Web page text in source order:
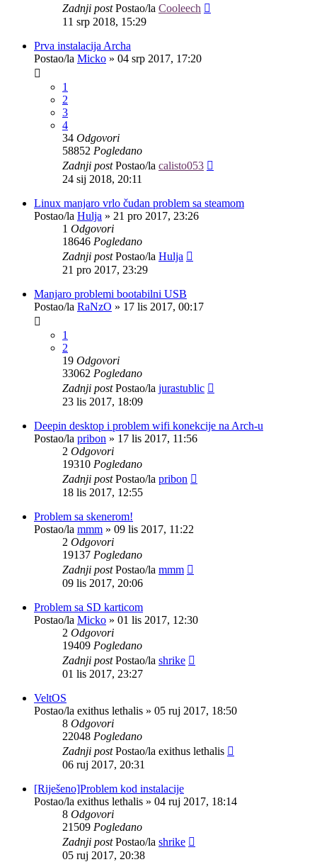
Zadnji postPostao/la Cooleech
11 srp 2018, 15:29
Prva instalacija Archa
Postao/la Micko » 04 srp 2017, 17:20
1
2
3
4
34 Odgovori
58852 Pogledano
Zadnji postPostao/la calisto053
24 sij 2018, 20:11
Linux manjaro vrlo čudan problem sa steamom
Postao/la Hulja » 21 pro 2017, 23:26
1 Odgovori
18646 Pogledano
Zadnji postPostao/la Hulja
21 pro 2017, 23:29
Manjaro problemi bootabilni USB
Postao/la RaNzO » 17 lis 2017, 00:17
1
2
19 Odgovori
33062 Pogledano
Zadnji postPostao/la jurastublic
23 lis 2017, 18:09
Deepin desktop i problem wifi konekcije na Arch-u
Postao/la pribon » 17 lis 2017, 11:56
2 Odgovori
19310 Pogledano
Zadnji postPostao/la pribon
18 lis 2017, 12:55
Problem sa skenerom!
Postao/la mmm » 09 lis 2017, 11:22
2 Odgovori
19137 Pogledano
Zadnji postPostao/la mmm
09 lis 2017, 20:06
Problem sa SD karticom
Postao/la Micko » 01 lis 2017, 12:30
2 Odgovori
19409 Pogledano
Zadnji postPostao/la shrike
01 lis 2017, 23:27
VeltOS
Postao/la exithus lethalis » 05 ruj 2017, 18:50
8 Odgovori
22048 Pogledano
Zadnji postPostao/la exithus lethalis
06 ruj 2017, 20:31
[Riješeno]Problem kod instalacije
Postao/la exithus lethalis » 04 ruj 2017, 18:14
8 Odgovori
21509 Pogledano
Zadnji postPostao/la shrike
05 ruj 2017, 20:38